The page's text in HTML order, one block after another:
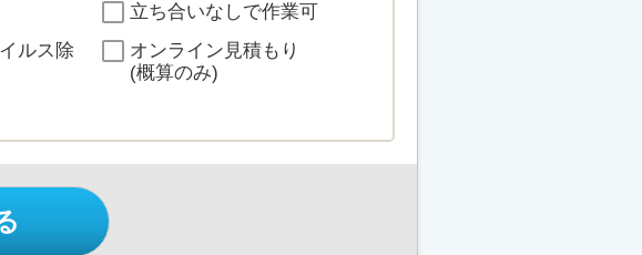
立ち合いなしで作業可
ルス除
オンライン見積もり
(概算のみ)